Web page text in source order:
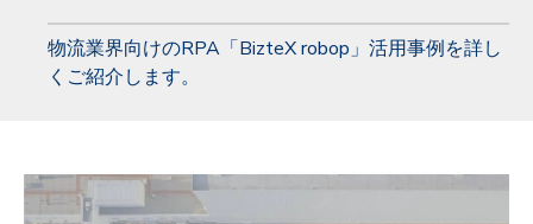
物流業界向けのRPA「BizteX robop」活用事例を詳し
くご紹介します。